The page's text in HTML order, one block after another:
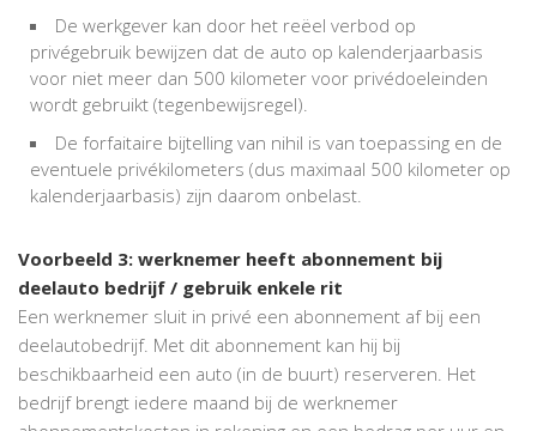
De werkgever kan door het reëel verbod op
privégebruik bewijzen dat de auto op kalenderjaarbasis
voor niet meer dan 500 kilometer voor privédoeleinden
wordt gebruikt (tegenbewijsregel).
De forfaitaire bijtelling van nihil is van toepassing en de
eventuele privékilometers (dus maximaal 500 kilometer op
kalenderjaarbasis) zijn daarom onbelast.
Voorbeeld 3: werknemer heeft abonnement bij
deelauto bedrijf / gebruik enkele rit
Een werknemer sluit in privé een abonnement af bij een
deelautobedrijf. Met dit abonnement kan hij bij
beschikbaarheid een auto (in de buurt) reserveren. Het
bedrijf brengt iedere maand bij de werknemer